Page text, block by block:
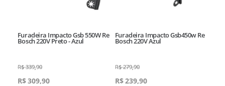
Furadeira Impacto Gsb 550W Re
Bosch 220V Preto - Azul
R$ 339,90
R$309,90
Furadeira Impacto Gsb450w Re
Bosch 220V Azul
R$ 279,90
R$239,90